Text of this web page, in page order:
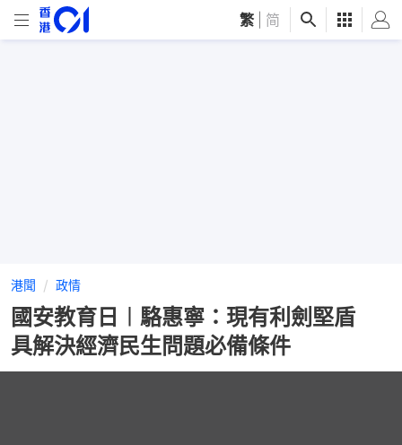
繁 简
港聞 政情
國安教育日︱駱惠寧：現有利劍堅盾
具解決經濟民生問題必備條件